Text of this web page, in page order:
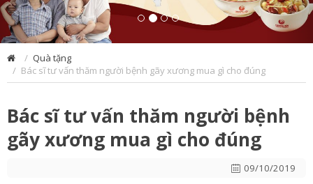
Quà tặng
Bác sĩ tư vấn thăm người bệnh gãy xương mua gì cho đúng
Bác sĩ tư vấn thăm người bệnh
gãy xương mua gì cho đúng
09/10/2019